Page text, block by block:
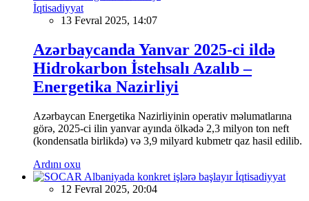
İqtisadiyyat
13 Fevral 2025, 14:07
Azərbaycanda Yanvar 2025-ci ildə
Hidrokarbon İstehsalı Azalıb –
Energetika Nazirliyi
Azərbaycan Energetika Nazirliyinin operativ məlumatlarına
görə, 2025-ci ilin yanvar ayında ölkədə 2,3 milyon ton neft
(kondensatla birlikdə) və 3,9 milyard kubmetr qaz hasil edilib.
Ardını oxu
İqtisadiyyat
12 Fevral 2025, 20:04